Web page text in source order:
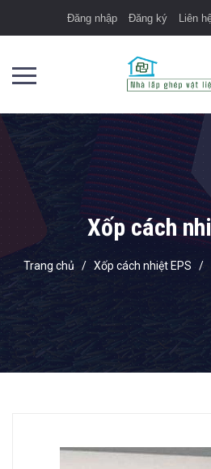
Đăng nhập Đăng ký Liên
Xốp cách
Trang chủ / Xốp cách nhiệt EPS /